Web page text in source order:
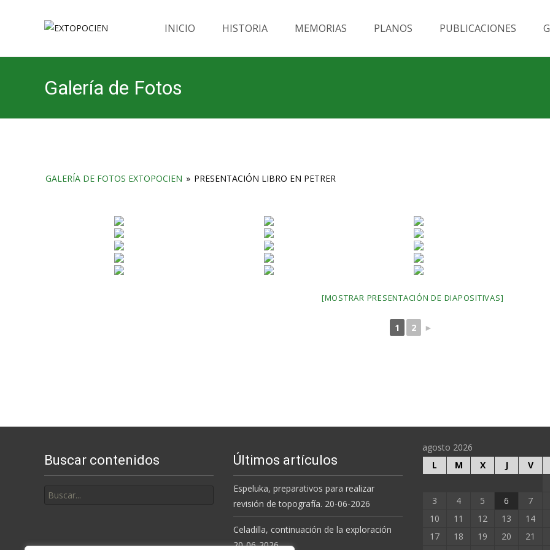
INICIO HISTORIA MEMORIAS PLANOS PUBLICACIONES
Galería de Fotos
GALERÍA DE FOTOS EXTOPOCIEN » PRESENTACIÓN LIBRO EN PETRER
[MOSTRAR PRESENTACIÓN DE DIAPOSITIVAS]
1 2 ►
Buscar contenidos
por:
Últimos artículos
Espeluka, preparativos para realizar
revisión de topografía. 20-06-2026
Celadilla, continuación de la exploración
20-06-2026.
agosto 2026
L
M X J V
3
4 5 6 7
10
11 12 13 14
17
18 19 20 21